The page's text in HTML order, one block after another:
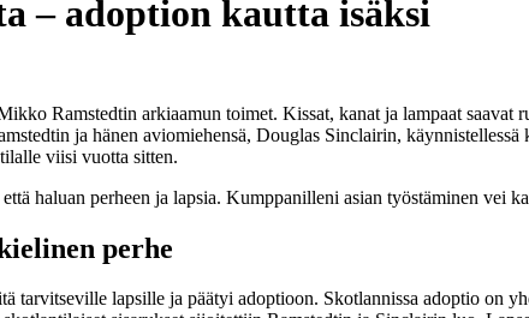
– adoption kautta isäksi
Ramstedtin arkiaamun toimet. Kissat, kanat ja lampaat saavat
ja hänen aviomiehensä, Douglas Sinclairin,
viisi vuotta sitten.
haluan perheen ja lapsia. Kumppanilleni asian työstäminen vei
perhe
tarvitseville lapsille ja päätyi adoptioon. Skotlannissa adoptio on